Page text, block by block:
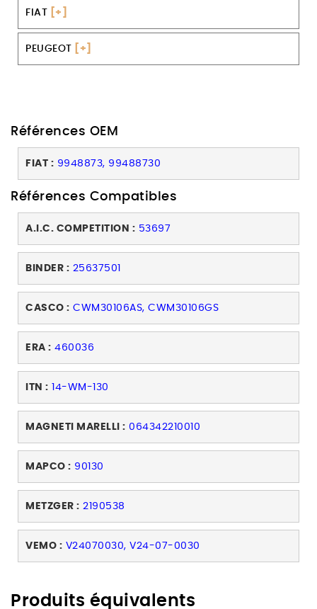
FIAT [+]
PEUGEOT [+]
Références OEM
FIAT : 9948873, 99488730
Références Compatibles
A.I.C. COMPETITION : 53697
BINDER : 25637501
CASCO : CWM30106AS, CWM30106GS
ERA : 460036
ITN : 14-WM-130
MAGNETI MARELLI : 064342210010
MAPCO : 90130
METZGER : 2190538
VEMO : V24070030, V24-07-0030
Produits équivalents